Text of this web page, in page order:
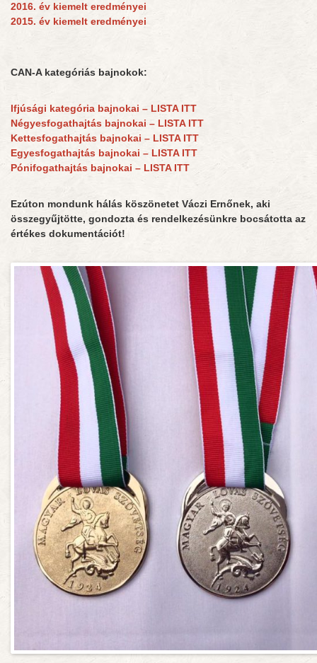
2016. év kiemelt eredményei
2015. év kiemelt eredményei
CAN-A kategóriás bajnokok:
Ifjúsági kategória bajnokai – LISTA ITT
Négyesfogathajtás bajnokai – LISTA ITT
Kettesfogathajtás bajnokai – LISTA ITT
Egyesfogathajtás bajnokai – LISTA ITT
Pónifogathajtás bajnokai – LISTA ITT
Ezúton mondunk hálás köszönetet Váczi Ernőnek, aki
összegyűjtötte, gondozta és rendelkezésünkre bocsátotta az
értékes dokumentációt!